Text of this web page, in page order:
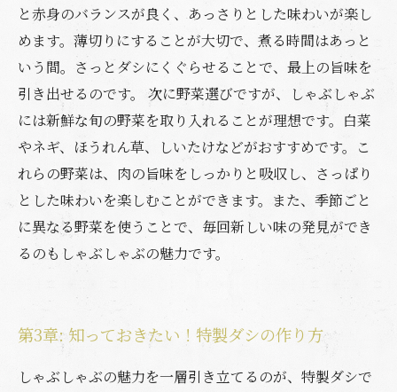
と赤身のバランスが良く、あっさりとした味わいが楽し
めます。薄切りにすることが大切で、煮る時間はあっと
いう間。さっとダシにくぐらせることで、最上の旨味を
引き出せるのです。 次に野菜選びですが、しゃぶしゃぶ
には新鮮な旬の野菜を取り入れることが理想です。白菜
やネギ、ほうれん草、しいたけなどがおすすめです。こ
れらの野菜は、肉の旨味をしっかりと吸収し、さっぱり
とした味わいを楽しむことができます。また、季節ごと
に異なる野菜を使うことで、毎回新しい味の発見ができ
るのもしゃぶしゃぶの魅力です。
第3章: 知っておきたい！特製ダシの作り方
しゃぶしゃぶの魅力を一層引き立てるのが、特製ダシで